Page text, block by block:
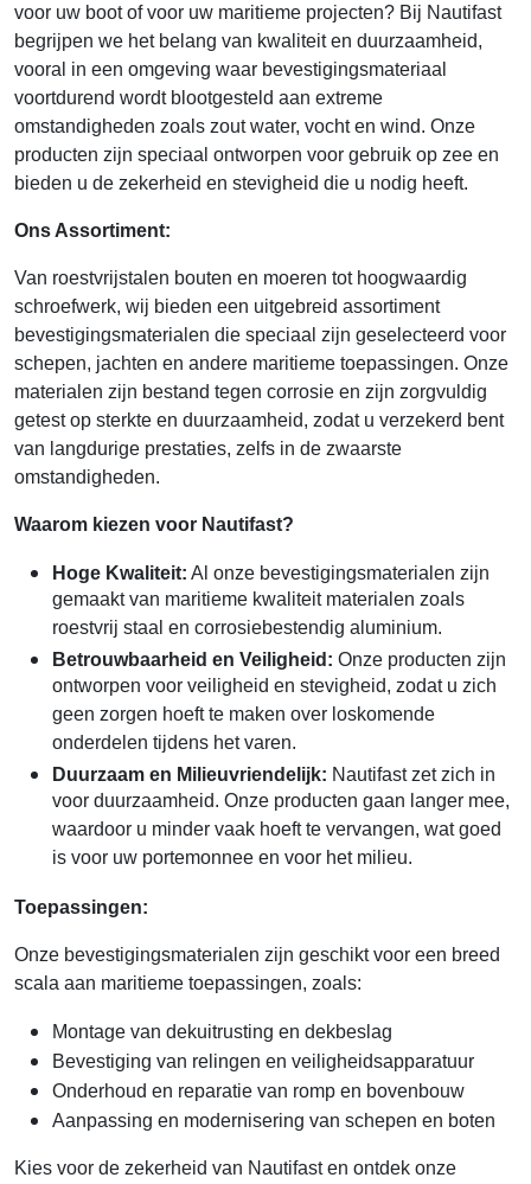
voor uw boot of voor uw maritieme projecten? Bij Nautifast
begrijpen we het belang van kwaliteit en duurzaamheid,
vooral in een omgeving waar bevestigingsmateriaal
voortdurend wordt blootgesteld aan extreme
omstandigheden zoals zout water, vocht en wind. Onze
producten zijn speciaal ontworpen voor gebruik op zee en
bieden u de zekerheid en stevigheid die u nodig heeft.
Ons Assortiment:
Van roestvrijstalen bouten en moeren tot hoogwaardig
schroefwerk, wij bieden een uitgebreid assortiment
bevestigingsmaterialen die speciaal zijn geselecteerd voor
schepen, jachten en andere maritieme toepassingen. Onze
materialen zijn bestand tegen corrosie en zijn zorgvuldig
getest op sterkte en duurzaamheid, zodat u verzekerd bent
van langdurige prestaties, zelfs in de zwaarste
omstandigheden.
Waarom kiezen voor Nautifast?
Hoge Kwaliteit: Al onze bevestigingsmaterialen zijn
gemaakt van maritieme kwaliteit materialen zoals
roestvrij staal en corrosiebestendig aluminium.
Betrouwbaarheid en Veiligheid: Onze producten zijn
ontworpen voor veiligheid en stevigheid, zodat u zich
geen zorgen hoeft te maken over loskomende
onderdelen tijdens het varen.
Duurzaam en Milieuvriendelijk: Nautifast zet zich in
voor duurzaamheid. Onze producten gaan langer mee,
waardoor u minder vaak hoeft te vervangen, wat goed
is voor uw portemonnee en voor het milieu.
Toepassingen:
Onze bevestigingsmaterialen zijn geschikt voor een breed
scala aan maritieme toepassingen, zoals:
Montage van dekuitrusting en dekbeslag
Bevestiging van relingen en veiligheidsapparatuur
Onderhoud en reparatie van romp en bovenbouw
Aanpassing en modernisering van schepen en boten
Kies voor de zekerheid van Nautifast en ontdek onze